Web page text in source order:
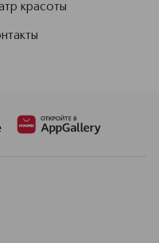
красоты